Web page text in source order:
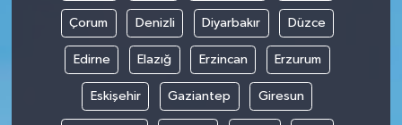
Çorum Denizli Diyarbakır Düzce
Edirne Elazığ Erzincan Erzurum
Eskişehir Gaziantep Giresun